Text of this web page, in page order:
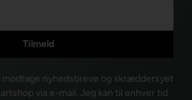
modtage nyhedsbreve og skræddersyet
via e-mail. Jeg kan til enhver tid